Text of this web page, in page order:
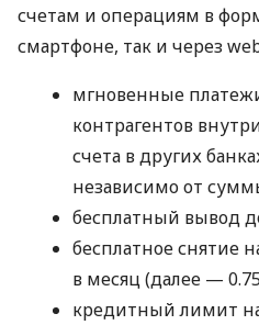
счетам и операциям в
смартфоне, так и через
мгновенные
контрагентов
счета в других
независимо от
бесплатный вывод
бесплатное снятие
в месяц (далее —
кредитный лимит